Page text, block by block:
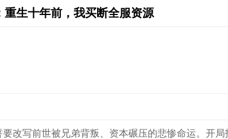
重生十年前，我买断全服资源
改写前世被兄弟背叛、资本碾压的悲惨命运。开